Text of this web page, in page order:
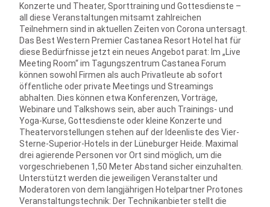
Konzerte und Theater, Sporttraining und Gottesdienste –
all diese Veranstaltungen mitsamt zahlreichen
Teilnehmern sind in aktuellen Zeiten von Corona untersagt.
Das Best Western Premier Castanea Resort Hotel hat für
diese Bedürfnisse jetzt ein neues Angebot parat: Im „Live
Meeting Room“ im Tagungszentrum Castanea Forum
können sowohl Firmen als auch Privatleute ab sofort
öffentliche oder private Meetings und Streamings
abhalten. Dies können etwa Konferenzen, Vorträge,
Webinare und Talkshows sein, aber auch Trainings- und
Yoga-Kurse, Gottesdienste oder kleine Konzerte und
Theatervorstellungen stehen auf der Ideenliste des Vier-
Sterne-Superior-Hotels in der Lüneburger Heide. Maximal
drei agierende Personen vor Ort sind möglich, um die
vorgeschriebenen 1,50 Meter Abstand sicher einzuhalten.
Unterstützt werden die jeweiligen Veranstalter und
Moderatoren von dem langjährigen Hotelpartner Protones
Veranstaltungstechnik: Der Technikanbieter stellt die